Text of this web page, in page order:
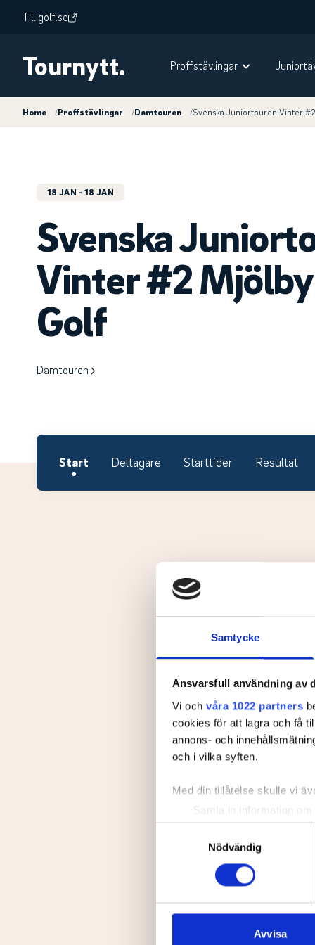
Samtycke
Ansvarsfull användning av
Vi och våra 1022 partners
cookies för att lagra och få
annons- och
och i vilka syften.
Med din tillåtelse skulle vi
Samla in information
Identifiera din enhet
Ta reda på mer om hur
eller dra tillbaka ditt
sociala medier och
till de sociala medier och
Nödvändig
Avvisa
Till golf.se
Tournytt. Proffstävlingar
Home /Proffstävlingar /Damtouren /Svenska Juniortouren Vinter
18 JAN - 18 JAN
Svenska
Vinter #2
Golf
Damtouren
Start Deltagare Starttider Resultat